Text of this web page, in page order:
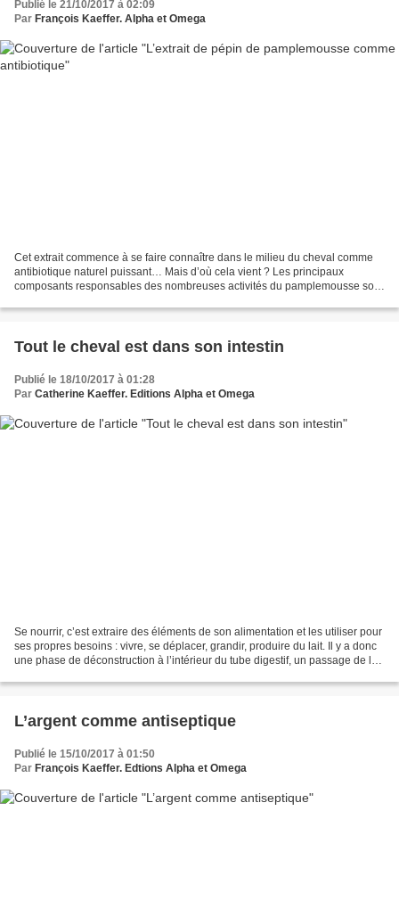
Publié le 21/10/2017 à 02:09
Par François Kaeffer. Alpha et Omega
Cet extrait commence à se faire connaître dans le milieu du cheval comme
antibiotique naturel puissant… Mais d’où cela vient ? Les principaux
composants responsables des nombreuses activités du pamplemousse sont
Tout le cheval est dans son intestin
Publié le 18/10/2017 à 01:28
Par Catherine Kaeffer. Editions Alpha et Omega
Se nourrir, c’est extraire des éléments de son alimentation et les utiliser pour
ses propres besoins : vivre, se déplacer, grandir, produire du lait. Il y a donc
une phase de déconstruction à l’intérieur du tube digestif, un passage de la
L’argent comme antiseptique
Publié le 15/10/2017 à 01:50
Par François Kaeffer. Edtions Alpha et Omega